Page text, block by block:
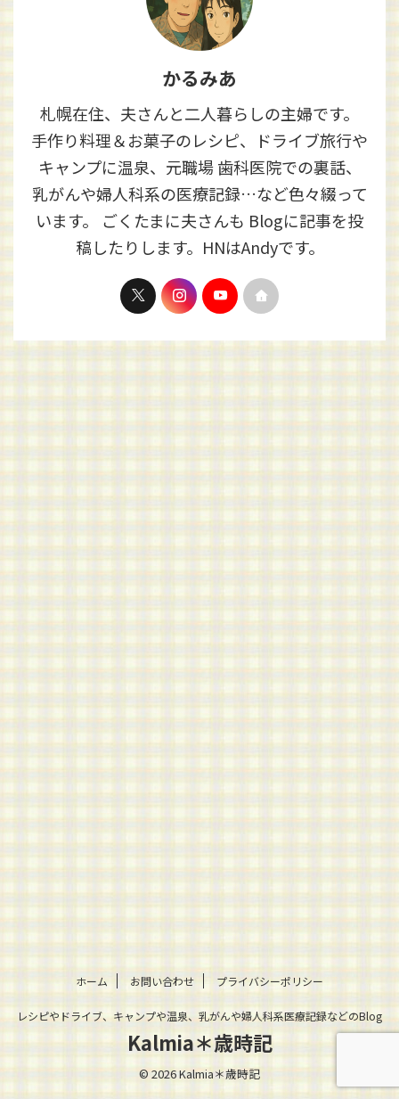
かるみあ
札幌在住、夫さんと二人暮らしの主婦です。
手作り料理＆お菓子のレシピ、ドライブ旅行や
キャンプに温泉、元職場 歯科医院での裏話、
乳がんや婦人科系の医療記録…など色々綴って
います。 ごくたまに夫さんも Blogに記事を投
稿したりします。HNはAndyです。
ホーム お問い合わせ プライバシーポリシー
レシピやドライブ、キャンプや温泉、乳がんや婦人科系医療記録などのBlog
Kalmia＊歳時記
© 2026 Kalmia＊歳時記